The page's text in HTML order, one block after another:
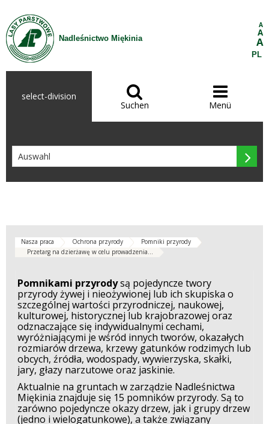
Zum Inhalt wechseln
Nadleśnictwo Miękinia
A
A
A
PL
select-division 
Suchen

Menü

Nasza praca Ochrona przyrody
Pomniki przyrody
Przetarg na dzierżawę w celu prowadzenia...
Pomnikami przyrodysą pojedyncze twory
przyrody żywej i nieożywionej lub ich skupiska o
szczególnej wartości przyrodniczej, naukowej,
kulturowej, historycznej lub krajobrazowej oraz
odznaczające się indywidualnymi cechami,
wyróżniającymi je wśród innych tworów, okazałych
rozmiarów drzewa, krzewy gatunków rodzimych lub
obcych, źródła, wodospady, wywierzyska, skałki,
jary, głazy narzutowe oraz jaskinie.
Aktualnie na gruntach w zarządzie Nadleśnictwa
Miękinia znajduje się 15 pomników przyrody. Są to
zarówno pojedyncze okazy drzew, jak i grupy drzew
(jedno i wielogatunkowe), a także związany